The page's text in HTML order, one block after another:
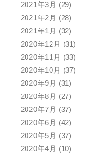
2021年3月 (29)
2021年2月 (28)
2021年1月 (32)
2020年12月 (31)
2020年11月 (33)
2020年10月 (37)
2020年9月 (31)
2020年8月 (27)
2020年7月 (37)
2020年6月 (42)
2020年5月 (37)
2020年4月 (10)